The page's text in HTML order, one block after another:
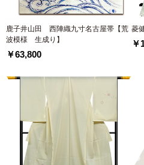
鹿子井山田 西陣織九寸名古屋帯【荒
波模様 生成り】
￥63,800
菱
￥